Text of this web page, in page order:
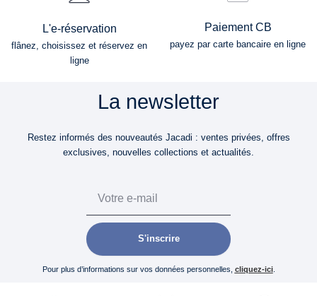
L'e-réservation
flânez, choisissez et réservez en
ligne
Paiement CB
payez par carte bancaire en ligne
La newsletter
Restez informés des nouveautés Jacadi : ventes privées, offres
exclusives, nouvelles collections et actualités.
S'inscrire
Pour plus d’informations sur vos données personnelles, cliquez-ici.